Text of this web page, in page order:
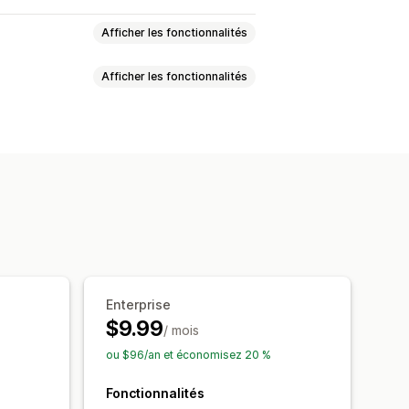
Afficher les fonctionnalités
Afficher les fonctionnalités
Enterprise
$9.99/ mois
ou $96/an et économisez 20 %
Fonctionnalités